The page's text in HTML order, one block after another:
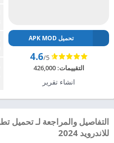
تحميل APK MOD
4.6/5
التقييمات:426,000
انشاء تقرير
للاندرويد 2024